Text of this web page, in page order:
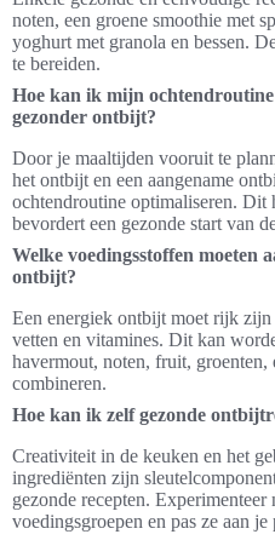
noten, een groene smoothie met
yoghurt met granola en bessen.
te bereiden.
Hoe kan ik mijn
gezonder ontbijt?
Door je maaltijden vooruit te
het ontbijt en een aangename
ochtendroutine optimaliseren. Dit
bevordert een gezonde start van
Welke voedingsstoffen moeten
ontbijt?
Een energiek ontbijt moet rijk
vetten en vitamines. Dit kan
havermout, noten, fruit, groenten,
combineren.
Hoe kan ik zelf gezonde
Creativiteit in de keuken en het
ingrediënten zijn
gezonde recepten. Experimenteer
voedingsgroepen en pas ze aan